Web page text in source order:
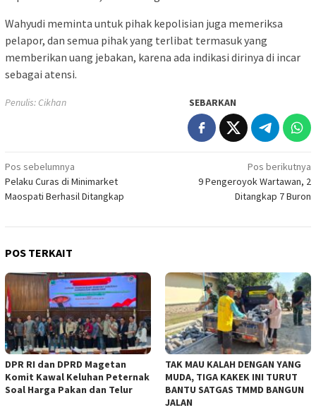
Wahyudi meminta untuk pihak kepolisian juga memeriksa
pelapor, dan semua pihak yang terlibat termasuk yang
memberikan uang jebakan, karena ada indikasi dirinya di incar
sebagai atensi.
Penulis: Cikhan SEBARKAN
Navigasi
pos
Pos sebelumnya
Pelaku Curas di Minimarket
Maospati Berhasil Ditangkap
Pos berikutnya
9 Pengeroyok Wartawan, 2
Ditangkap 7 Buron
POS TERKAIT
DPR RI dan DPRD Magetan
Komit Kawal Keluhan Peternak
Soal Harga Pakan dan Telur
TAK MAU KALAH DENGAN YANG
MUDA, TIGA KAKEK INI TURUT
BANTU SATGAS TMMD BANGUN
JALAN